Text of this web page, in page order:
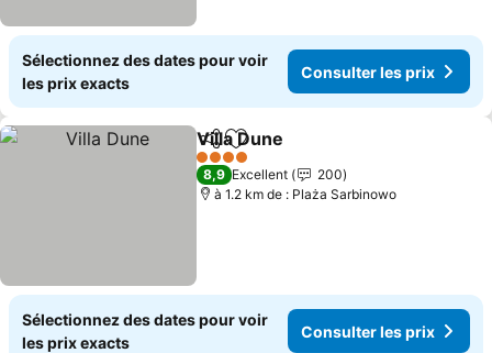
Sélectionnez des dates pour voir
les prix exacts
Consulter les prix
PartagerAjouter à mes favoris
Villa Dune
4 Étoiles
8,9 Excellent
200
à 1.2 km de : Plaża Sarbinowo
Sélectionnez des dates pour voir
les prix exacts
Consulter les prix